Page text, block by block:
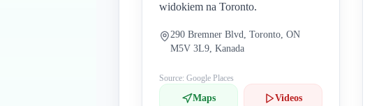
widokiem na Toronto.
290 Bremner Blvd, Toronto, ON
M5V 3L9, Kanada
Source: Google Places
Maps Videos